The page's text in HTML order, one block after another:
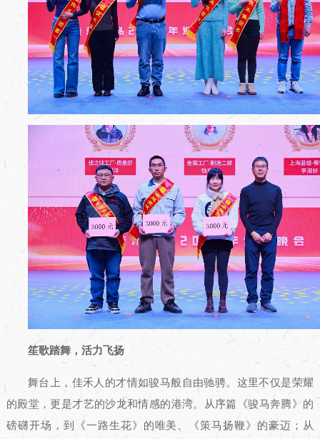
笙歌踏舞，活力飞扬
舞台上，佳禾人的才情如骏马般自由驰骋。这里不仅是荣耀
的殿堂，更是才艺的沙龙和情感的港湾。从序篇《骏马奔腾》的
磅礴开场，到《一路生花》的唯美、《策马扬鞭》的豪迈；从